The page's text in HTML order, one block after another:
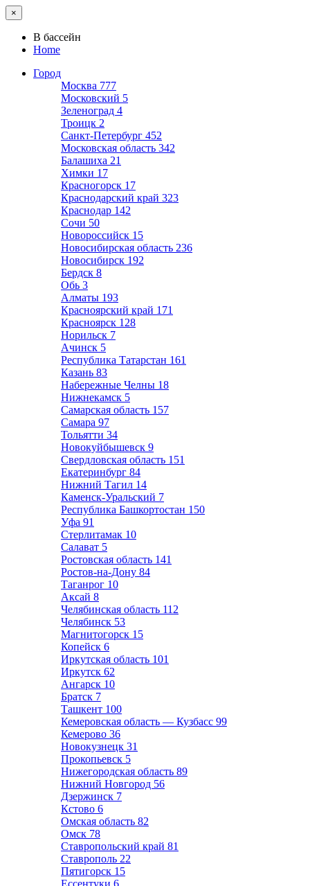
×
В бассейн
Home
Город
Москва 777
Московский 5
Зеленоград 4
Троицк 2
Санкт-Петербург 452
Московская область 342
Балашиха 21
Химки 17
Красногорск 17
Краснодарский край 323
Краснодар 142
Сочи 50
Новороссийск 15
Новосибирская область 236
Новосибирск 192
Бердск 8
Обь 3
Алматы 193
Красноярский край 171
Красноярск 128
Норильск 7
Ачинск 5
Республика Татарстан 161
Казань 83
Набережные Челны 18
Нижнекамск 5
Самарская область 157
Самара 97
Тольятти 34
Новокуйбышевск 9
Свердловская область 151
Екатеринбург 84
Нижний Тагил 14
Каменск-Уральский 7
Республика Башкортостан 150
Уфа 91
Стерлитамак 10
Салават 5
Ростовская область 141
Ростов-на-Дону 84
Таганрог 10
Аксай 8
Челябинская область 112
Челябинск 53
Магнитогорск 15
Копейск 6
Иркутская область 101
Иркутск 62
Ангарск 10
Братск 7
Ташкент 100
Кемеровская область — Кузбасс 99
Кемерово 36
Новокузнецк 31
Прокопьевск 5
Нижегородская область 89
Нижний Новгород 56
Дзержинск 7
Кстово 6
Омская область 82
Омск 78
Ставропольский край 81
Ставрополь 22
Пятигорск 15
Ессентуки 6